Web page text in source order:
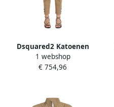
Dsquared2 Katoenen
Ranger Broek Beige Dames
1 webshop
€ 754,96